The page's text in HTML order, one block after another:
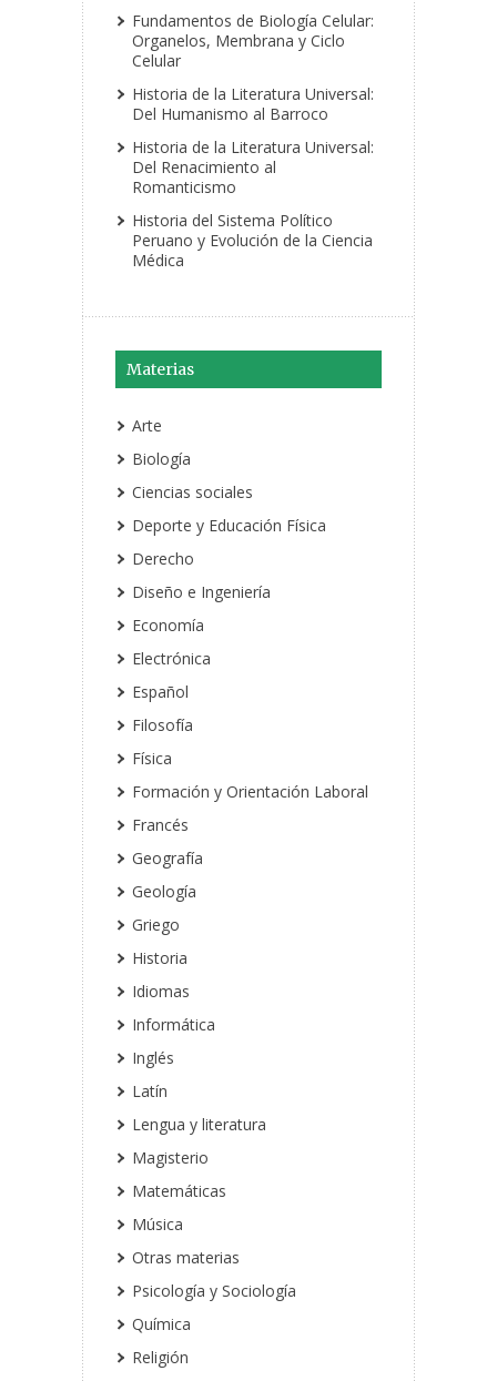
Fundamentos de Biología Celular:
Organelos, Membrana y Ciclo
Celular
Historia de la Literatura Universal:
Del Humanismo al Barroco
Historia de la Literatura Universal:
Del Renacimiento al
Romanticismo
Historia del Sistema Político
Peruano y Evolución de la Ciencia
Médica
Materias
Arte
Biología
Ciencias sociales
Deporte y Educación Física
Derecho
Diseño e Ingeniería
Economía
Electrónica
Español
Filosofía
Física
Formación y Orientación Laboral
Francés
Geografía
Geología
Griego
Historia
Idiomas
Informática
Inglés
Latín
Lengua y literatura
Magisterio
Matemáticas
Música
Otras materias
Psicología y Sociología
Química
Religión